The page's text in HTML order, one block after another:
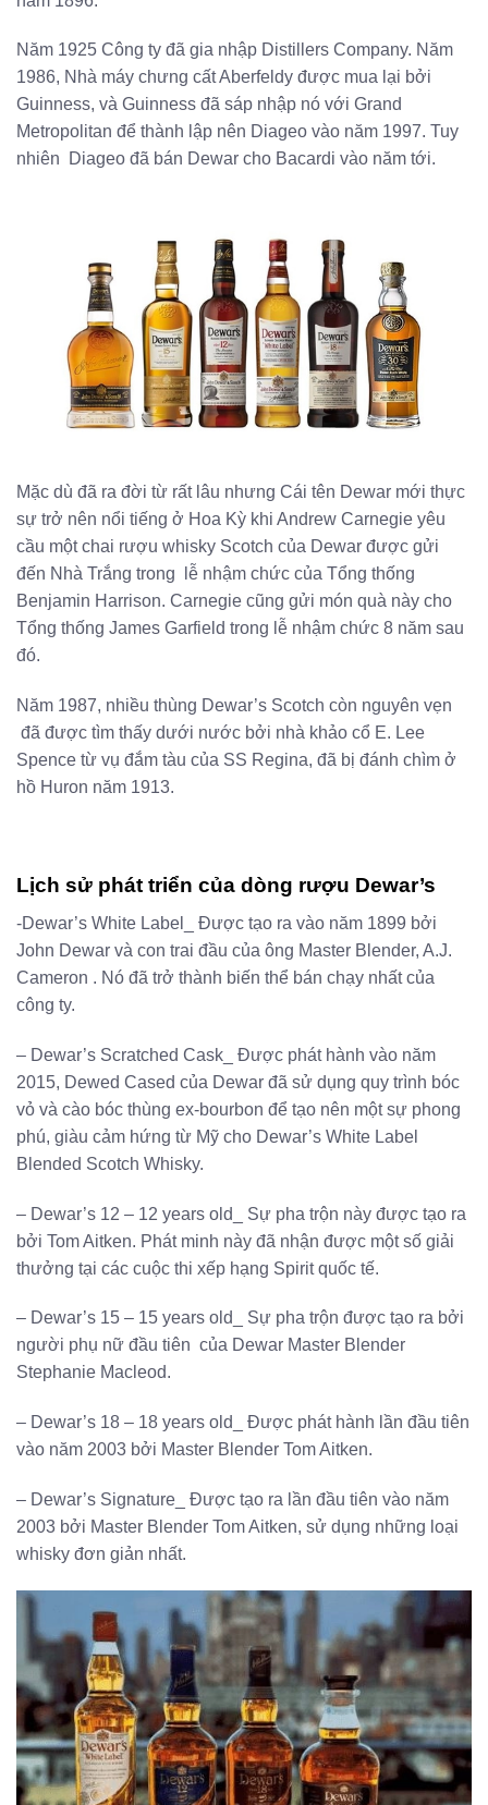
Năm 1925 Công ty đã gia nhập Distillers Company. Năm
1986, Nhà máy chưng cất Aberfeldy được mua lại bởi
Guinness, và Guinness đã sáp nhập nó với Grand
Metropolitan để thành lập nên Diageo vào năm 1997. Tuy
nhiên Diageo đã bán Dewar cho Bacardi vào năm tới.
Mặc dù đã ra đời từ rất lâu nhưng Cái tên Dewar mới thực
sự trở nên nổi tiếng ở Hoa Kỳ khi Andrew Carnegie yêu
cầu một chai rượu whisky Scotch của Dewar được gửi
đến Nhà Trắng trong lễ nhậm chức của Tổng thống
Benjamin Harrison. Carnegie cũng gửi món quà này cho
Tổng thống James Garfield trong lễ nhậm chức 8 năm sau
đó.
Năm 1987, nhiều thùng Dewar’s Scotch còn nguyên vẹn
đã được tìm thấy dưới nước bởi nhà khảo cổ E. Lee
Spence từ vụ đắm tàu của SS Regina, đã bị đánh chìm ở
hồ Huron năm 1913.
Lịch sử phát triển của dòng rượu Dewar’s
-Dewar’s White Label_ Được tạo ra vào năm 1899 bởi
John Dewar và con trai đầu của ông Master Blender, A.J.
Cameron . Nó đã trở thành biến thể bán chạy nhất của
công ty.
– Dewar’s Scratched Cask_ Được phát hành vào năm
2015, Dewed Cased của Dewar đã sử dụng quy trình bóc
vỏ và cào bóc thùng ex-bourbon để tạo nên một sự phong
phú, giàu cảm hứng từ Mỹ cho Dewar’s White Label
Blended Scotch Whisky.
– Dewar’s 12 – 12 years old_ Sự pha trộn này được tạo ra
bởi Tom Aitken. Phát minh này đã nhận được một số giải
thưởng tại các cuộc thi xếp hạng Spirit quốc tế.
– Dewar’s 15 – 15 years old_ Sự pha trộn được tạo ra bởi
người phụ nữ đầu tiên của Dewar Master Blender
Stephanie Macleod.
– Dewar’s 18 – 18 years old_ Được phát hành lần đầu tiên
vào năm 2003 bởi Master Blender Tom Aitken.
– Dewar’s Signature_ Được tạo ra lần đầu tiên vào năm
2003 bởi Master Blender Tom Aitken, sử dụng những loại
whisky đơn giản nhất.